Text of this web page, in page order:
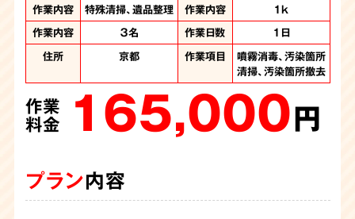
作業内容 特殊清掃、遺品整理 作業内容
1ｋ
作業内容
３名 作業日数
1日
住所
京都 作業項目
噴霧消毒、汚染箇所
清掃、汚染箇所撤去
作業
料金 165,000円
プラン内容
作業内容
特殊清掃、ゴミ屋敷
片付け
間取り 4LDK
作業人数 8名 作業時間
10時間
汚染か所清掃、汚染
か所撤去、大量の不
用品処分、遺品整理
作業 480,000
プラン内容
作業内容 特殊清掃、遺品整理 間取り
3DK
作業人数
7名 作業日数
2日
住所
京都 作業項目
遺品整理、噴霧消
毒、汚染箇所清掃、
汚染箇所撤去、汚染
箇所解体、オゾン施
工
料金 880,000
作業内容
遺品整理、ゴミ屋敷
片付け
間取り 4LDKの主に1階
作業人数 計8名 作業時間
2日間
遺品整理、大量の不
用品回収、噴霧消
毒、汚染物の撤去
作業 360,000
プラン内容
作業内容 特殊清掃、遺品整理 間取り
3K
作業人数
5名 作業日数
1日
住所
京都 作業項目
遺品整理、噴霧消
毒、汚染箇所清掃、
汚染箇所撤去
作業
料金 220,000円
プラン内容